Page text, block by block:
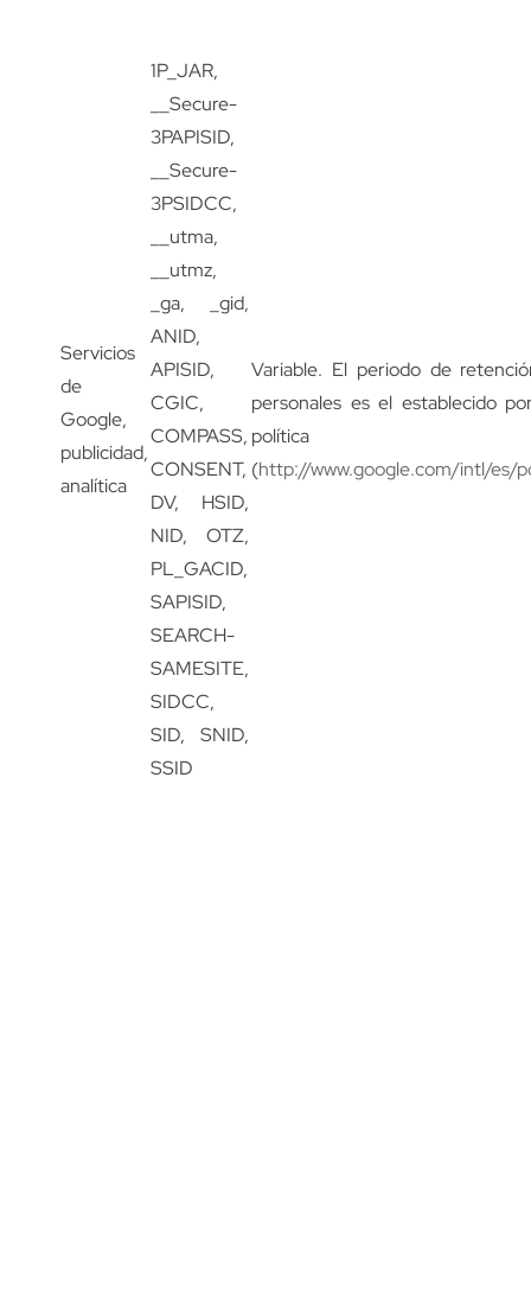
Servicios
de
Google,
publicidad,
analítica
1P_JAR,
__Secure-
3PAPISID,
__Secure-
3PSIDCC,
__utma,
__utmz,
_ga, _gid,
ANID,
APISID,
CGIC,
COMPASS,
CONSENT,
DV, HSID,
NID, OTZ,
PL_GACID,
SAPISID,
SEARCH-
SAMESITE,
SIDCC,
SID, SNID,
SSID
Variable. El periodo de
personales es el establecido
política
(http://www.google.com/intl/es/